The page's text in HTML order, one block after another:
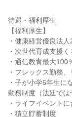
待遇・福利厚生
【福利厚生】
・健康経営優良法
・次世代育成支援
・通信教育最大100
・フレックス勤務
・子が小学6年生に
勤務制度（法廷では
・ライフイベント
・積立貯蓄制度